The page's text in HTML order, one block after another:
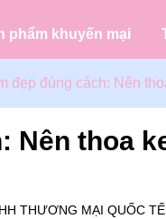
phẩm khuyến mại
đẹp đúng cách: Nên
Nên thoa
THƯƠNG MẠI QUỐC